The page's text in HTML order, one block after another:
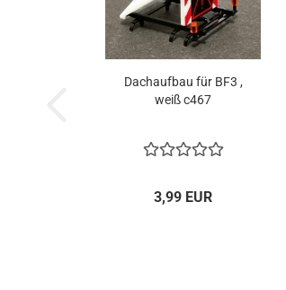
Dachaufbau für BF3 ,
weiß c467
3,99 EUR